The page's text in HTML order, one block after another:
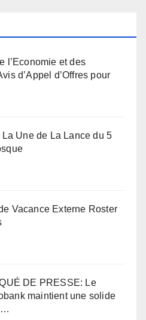
l’Economie et des
d’Appel d’Offres pour
Une de La Lance du 5
Vacance Externe Roster
DE PRESSE: Le
maintient une solide